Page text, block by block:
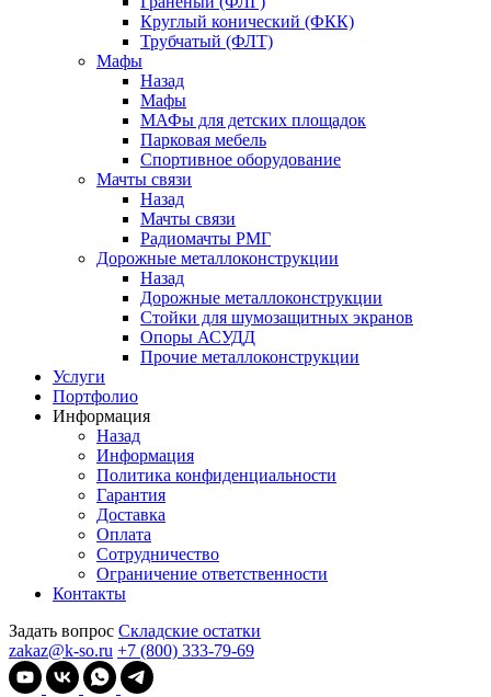
Круглый конический (ФКК)
Трубчатый (ФЛТ)
Мафы
Назад
Мафы
МАФы для детских площадок
Парковая мебель
Спортивное оборудование
Мачты связи
Назад
Мачты связи
Радиомачты РМГ
Дорожные металлоконструкции
Назад
Дорожные металлоконструкции
Cтойки для шумозащитных экранов
Опоры АСУДД
Прочие металлоконструкции
Услуги
Портфолио
Информация
Назад
Информация
Политика конфиденциальности
Гарантия
Доставка
Оплата
Сотрудничество
Ограничение ответственности
Контакты
Задать вопрос Складские остатки
zakaz@k-so.ru +7 (800) 333-79-69